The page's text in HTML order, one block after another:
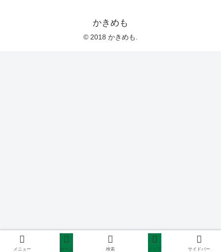
かきめも
© 2018 かきめも.
メニュー ホーム 検索 トップ サイドバー